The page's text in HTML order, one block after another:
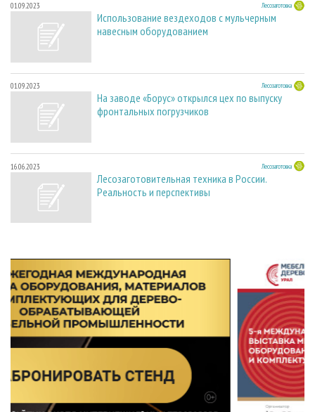
01.09.2023 Лесозаготовка
Использование вездеходов с мульчерным
навесным оборудованием
01.09.2023 Лесозаготовка
На заводе «Борус» открылся цех по выпуску
фронтальных погрузчиков
16.06.2023 Лесозаготовка
Лесозаготовительная техника в России.
Реальность и перспективы